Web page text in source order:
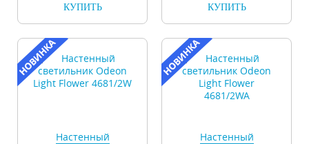
КУПИТЬ КУПИТЬ
Настенный
Настенный